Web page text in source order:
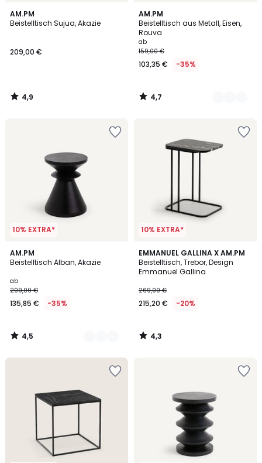
AM.PM
Beistelltisch Sujua, Akazie
209,00 €
4,9
/ 5
4,9
/
AM.PM
Beistelltisch aus Metall, Eisen,
Rouva
ab
159,00 €
103,35 € -35%
4,7
/ 5
5
Farben
4,7
/
10% EXTRA*
AM.PM
Beistelltisch Alban, Akazie
ab
209,00 €
135,85 € -35%
4,5
/ 5
2
Farben
4,5
/
10% EXTRA*
EMMANUEL GALLINA X AM.PM
Beistelltisch, Trebor, Design
Emmanuel Gallina
269,00 €
215,20 € -20%
4,3
/ 5
4,3
/